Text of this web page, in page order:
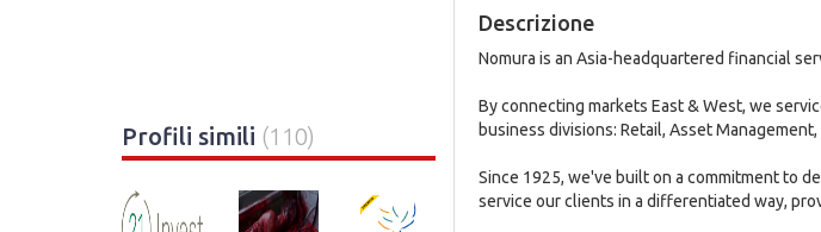
Profili simili (110)
Descrizione
Nomura is an Asia-headquartered financial
By connecting markets East & West, we
business divisions: Retail, Asset
Since 1925, we've built on a commitment to
service our clients in a differentiated way,